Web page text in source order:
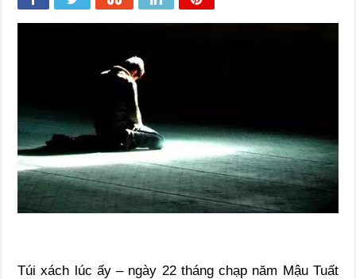
Túi xách lúc ấy – ngày 22 tháng chạp năm Mậu Tuất